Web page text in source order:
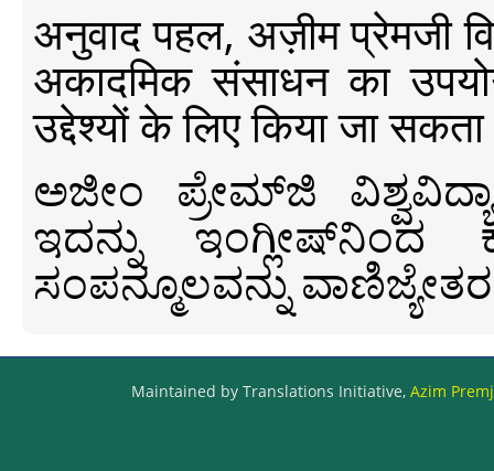
अनुवाद पहल, अज़ीम प्रेमजी
अकादमिक संसाधन का
उद्देश्यों के लिए किया जा
ಅಜೀಂ ಪ್ರೇಮ್‍ಜಿ
ಇದನ್ನು ಇಂಗ್ಲೀಷ್‍ನಿಂದ
ಸಂಪನ್ಮೂಲವನ್ನು
Maintained by Translations Initiative, Azim